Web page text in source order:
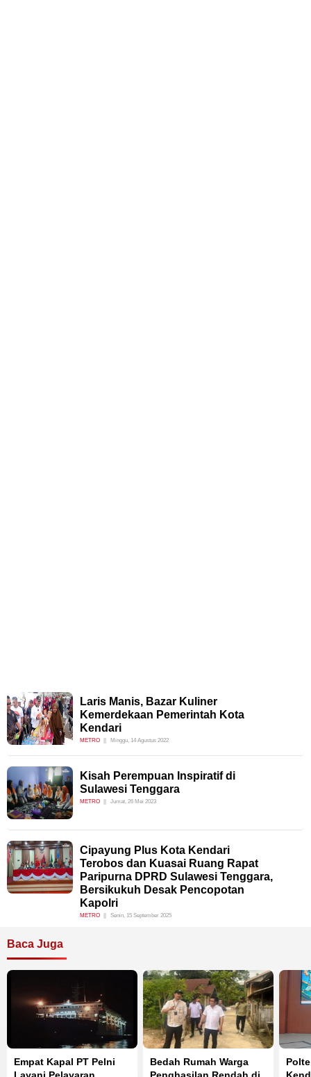
Laris Manis, Bazar Kuliner
Kemerdekaan Pemerintah Kota
Kendari
METRO Minggu, 14 Agustus 2022
Kisah Perempuan Inspiratif di
Sulawesi Tenggara
METRO Jumat, 26 Mei 2023
Cipayung Plus Kota Kendari
Terobos dan Kuasai Ruang Rapat
Paripurna DPRD Sulawesi Tenggara,
Bersikukuh Desak Pencopotan
Kapolri
METRO Senin, 15 September 2025
Baca Juga
Empat Kapal PT Pelni
Layani Pelayaran
Bedah Rumah Warga
Penghasilan Rendah di